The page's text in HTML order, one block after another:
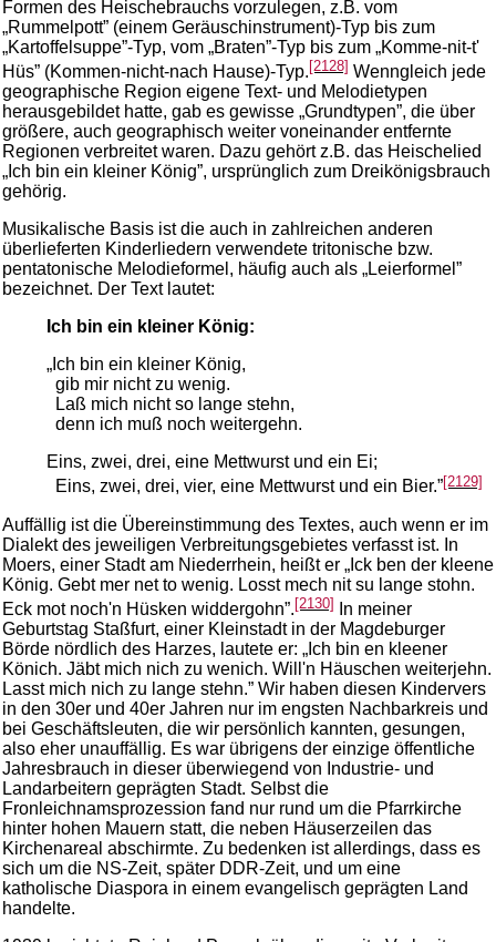
Formen des Heischebrauchs vorzulegen, z.B. vom
„Rummelpott” (einem Geräuschinstrument)-Typ bis zum
„Kartoffelsuppe”-Typ, vom „Braten”-Typ bis zum „Komme-nit-t'
Hüs” (Kommen-nicht-nach Hause)-Typ. [2128] Wenngleich jede
geographische Region eigene Text- und Melodietypen
herausgebildet hatte, gab es gewisse „Grundtypen”, die über
größere, auch geographisch weiter voneinander entfernte
Regionen verbreitet waren. Dazu gehört z.B. das Heischelied
„Ich bin ein kleiner König”, ursprünglich zum Dreikönigsbrauch
gehörig.
Musikalische Basis ist die auch in zahlreichen anderen
überlieferten Kinderliedern verwendete tritonische bzw.
pentatonische Melodieformel, häufig auch als „Leierformel”
bezeichnet. Der Text lautet:
Ich bin ein kleiner König:
„Ich bin ein kleiner König,
gib mir nicht zu wenig.
Laß mich nicht so lange stehn,
denn ich muß noch weitergehn.
Eins, zwei, drei, eine Mettwurst und ein Ei;
Eins, zwei, drei, vier, eine Mettwurst und ein Bier.”[2129]
Auffällig ist die Übereinstimmung des Textes, auch wenn er im
Dialekt des jeweiligen Verbreitungsgebietes verfasst ist. In
Moers, einer Stadt am Niederrhein, heißt er „Ick ben der kleene
König. Gebt mer net to wenig. Losst mech nit su lange stohn.
Eck mot noch'n Hüsken widdergohn”.[2130]
In meiner
Geburtstag Staßfurt, einer Kleinstadt in der Magdeburger
Börde nördlich des Harzes, lautete er: „Ich bin en kleener
Könich. Jäbt mich nich zu wenich. Will'n Häuschen weiterjehn.
Lasst mich nich zu lange stehn.” Wir haben diesen Kindervers
in den 30er und 40er Jahren nur im engsten Nachbarkreis und
bei Geschäftsleuten, die wir persönlich kannten, gesungen,
also eher unauffällig. Es war übrigens der einzige öffentliche
Jahresbrauch in dieser überwiegend von Industrie- und
Landarbeitern geprägten Stadt. Selbst die
Fronleichnamsprozession fand nur rund um die Pfarrkirche
hinter hohen Mauern statt, die neben Häuserzeilen das
Kirchenareal abschirmte. Zu bedenken ist allerdings, dass es
sich um die NS-Zeit, später DDR-Zeit, und um eine
katholische Diaspora in einem evangelisch geprägten Land
handelte.